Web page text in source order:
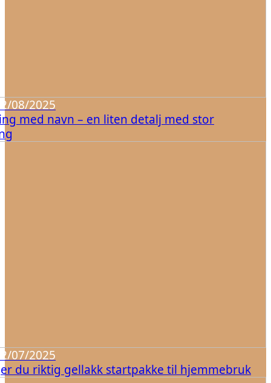
08/2025
med navn – en liten detalj med stor
07/2025
du riktig gellakk startpakke til hjemmebruk